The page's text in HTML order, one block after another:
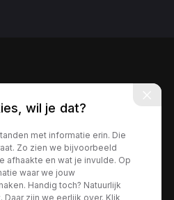
wil je dat?
met informatie erin. Die
Zo zien we bijvoorbeeld
afhaakte en wat je invulde. Op
waar we jouw
Handig toch? Natuurlijk
zijn we eerlijk over. Klik